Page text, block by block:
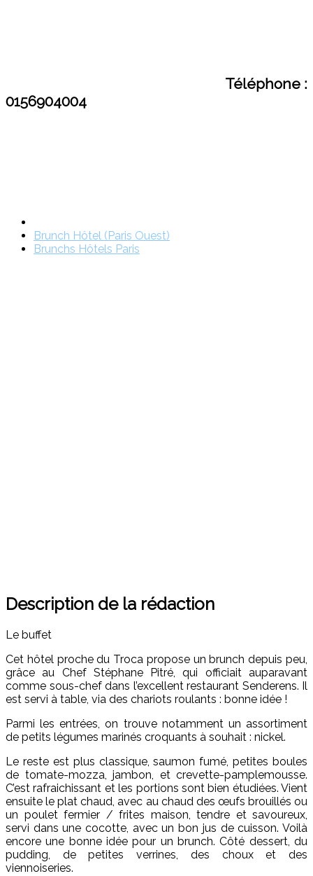
Téléphone :
0156904004
Brunch Hôtel (Paris Ouest)
Brunchs Hôtels Paris
Description de la rédaction
Le buffet
Cet hôtel proche du Troca propose un brunch depuis peu,
grâce au Chef Stéphane Pitré, qui officiait auparavant
comme sous-chef dans l’excellent restaurant Senderens. Il
est servi à table, via des chariots roulants : bonne idée !
Parmi les entrées, on trouve notamment un assortiment
de petits légumes marinés croquants à souhait : nickel.
Le reste est plus classique, saumon fumé, petites boules
de tomate-mozza, jambon, et crevette-pamplemousse.
C’est rafraichissant et les portions sont bien étudiées. Vient
ensuite le plat chaud, avec au chaud des œufs brouillés ou
un poulet fermier / frites maison, tendre et savoureux,
servi dans une cocotte, avec un bon jus de cuisson. Voilà
encore une bonne idée pour un brunch. Côté dessert, du
pudding, de petites verrines, des choux et des
viennoiseries.